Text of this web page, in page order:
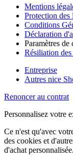
Mentions
Protection des
Conditions
Déclaration
Paramètres
Résiliation
Entreprise
Autres nice
Renoncer au contrat
Personnalisez votre
Ce n'est qu'avec
des cookies et
d'achat personnalisée.